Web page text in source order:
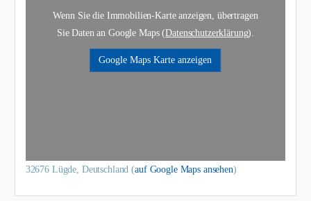
Wenn Sie die Immobilien-Karte anzeigen, übertragen
Sie Daten an Google Maps (Datenschutzerklärung).
Google Maps Karte anzeigen
32676 Lügde, Deutschland (auf Google Maps ansehen)